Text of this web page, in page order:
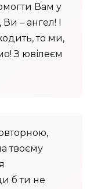
Вам у
– ангел! І
то ми,
З ювілеєм
твоєму
б ти не